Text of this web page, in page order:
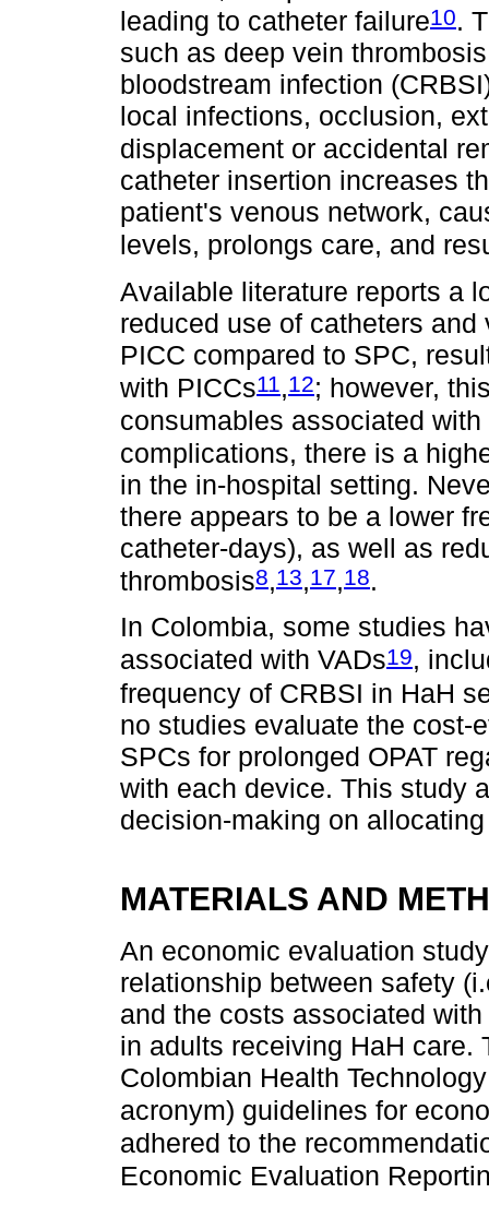
leading to catheter failure10.
such as deep vein
bloodstream infection
local infections, occlusion,
displacement or accidental
catheter insertion increases
patient's venous network,
levels, prolongs care, and
Available literature reports a
reduced use of catheters
PICC compared to SPC,
with PICCs11,12; however,
consumables associated
complications, there is a
in the in-hospital setting.
there appears to be a lower
catheter-days), as well as
thrombosis8,13,17,18.
In Colombia, some studies
associated with VADs19,
frequency of CRBSI in HaH
no studies evaluate the cost-
SPCs for prolonged OPAT
with each device. This study
decision-making on
MATERIALS AND
An economic evaluation
relationship between safety
and the costs associated
in adults receiving HaH care.
Colombian Health
acronym) guidelines for
adhered to the
Economic Evaluation